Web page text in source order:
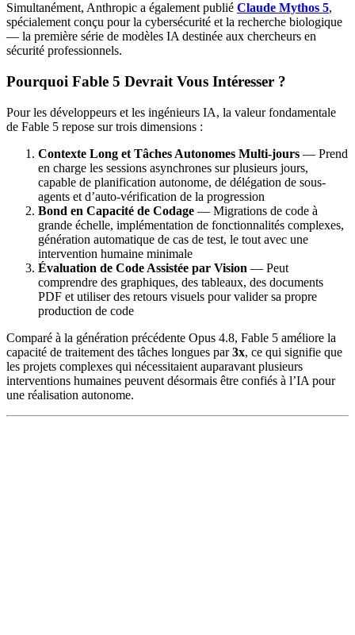
Simultanément, Anthropic a également publié Claude Mythos 5,
spécialement conçu pour la cybersécurité et la recherche biologique
— la première série de modèles IA destinée aux chercheurs en
sécurité professionnels.
Pourquoi Fable 5 Devrait Vous Intéresser ?
Pour les développeurs et les ingénieurs IA, la valeur fondamentale
de Fable 5 repose sur trois dimensions :
Contexte Long et Tâches Autonomes Multi-jours — Prend
en charge les sessions asynchrones sur plusieurs jours,
capable de planification autonome, de délégation de sous-
agents et d’auto-vérification de la progression
Bond en Capacité de Codage — Migrations de code à
grande échelle, implémentation de fonctionnalités complexes,
génération automatique de cas de test, le tout avec une
intervention humaine minimale
Évaluation de Code Assistée par Vision — Peut
comprendre des graphiques, des tableaux, des documents
PDF et utiliser des retours visuels pour valider sa propre
production de code
Comparé à la génération précédente Opus 4.8, Fable 5 améliore la
capacité de traitement des tâches longues par3x, ce qui signifie que
les projets complexes qui nécessitaient auparavant plusieurs
interventions humaines peuvent désormais être confiés à l’IA pour
une réalisation autonome.